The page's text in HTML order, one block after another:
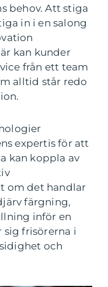
behov. Att stiga
in i en salong
kan kunder
från ett team
alltid står redo
expertis för att
kan koppla av
om det handlar
färgning,
inför en
sig frisörerna i
och